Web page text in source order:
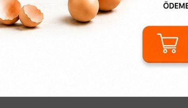
169,91₺
Tavuk Suluklar Kanatlı hayvanları